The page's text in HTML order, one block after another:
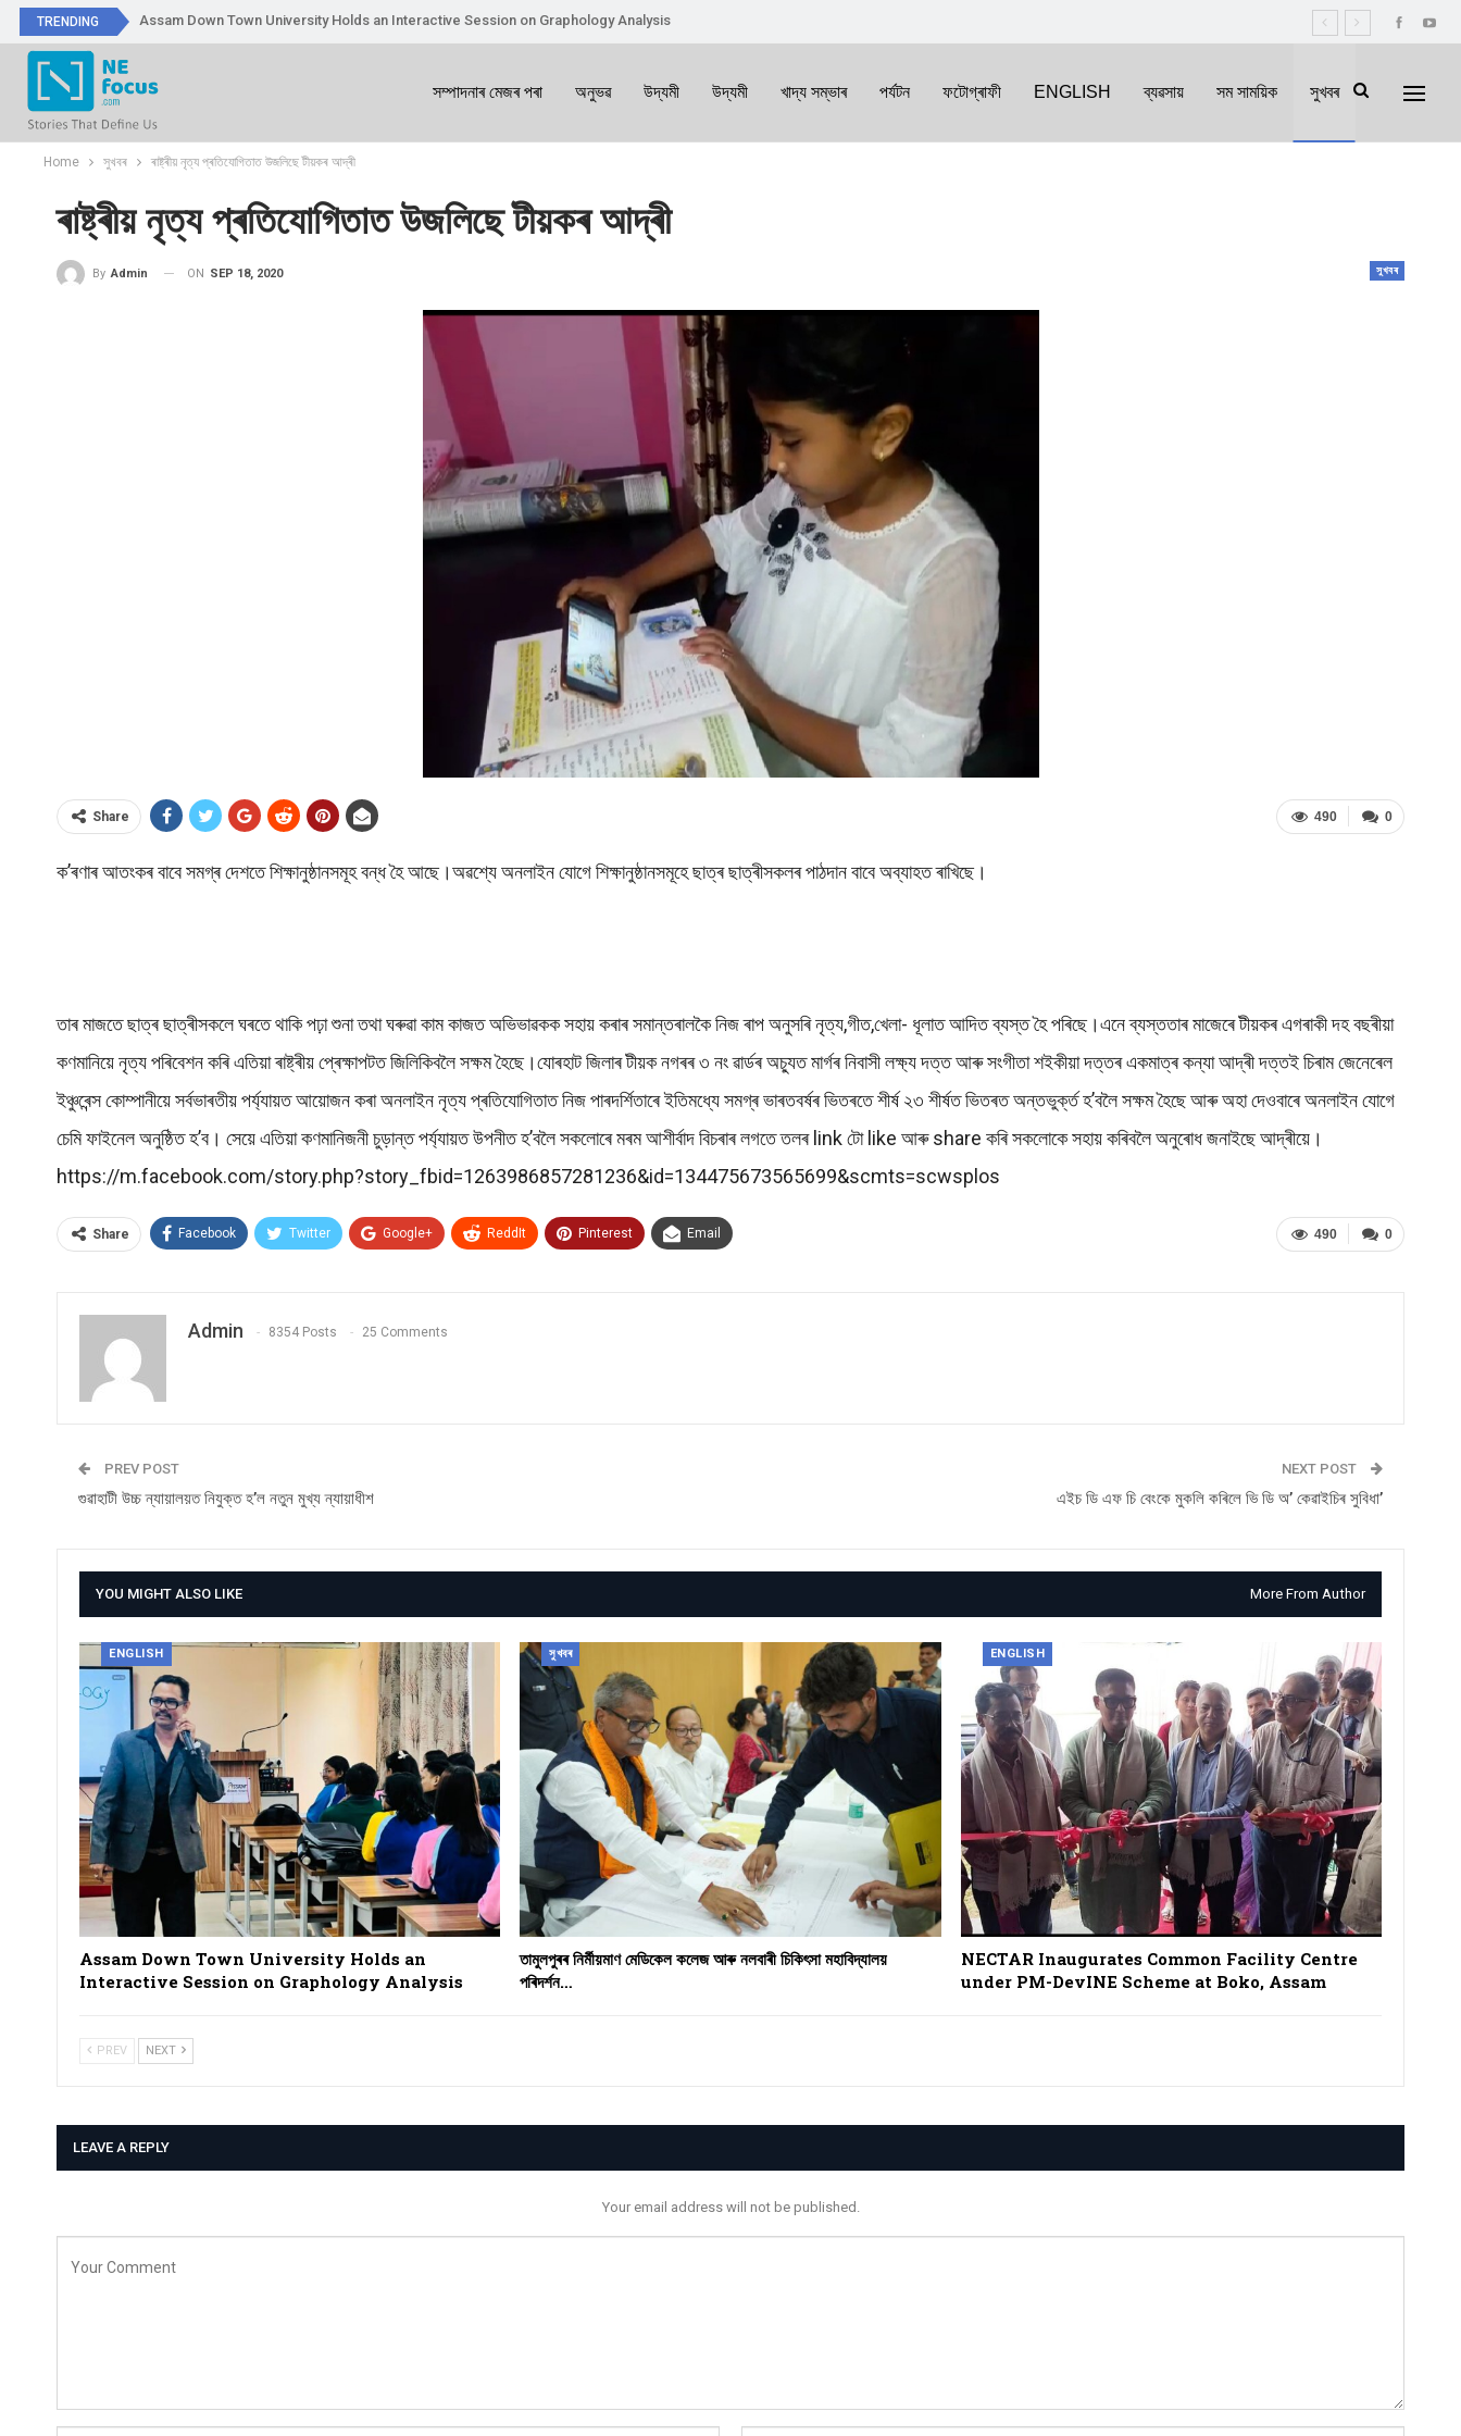
TRENDING Assam Down Town University Holds an Interactive Session on Graphology Analysis
সম্পাদনাৰ মেজৰ পৰা অনুভৱ উদ্যমী উদ্যমী খাদ্য সম্ভাৰ পৰ্যটন ফটোগ্ৰাফী ENGLISH ব্যৱসায় সম সাময়িক সুখবৰ
Home সুখবৰ ৰাষ্ট্ৰীয় নৃত্য প্ৰতিযোগিতাত উজলিছে টীয়কৰ আদ্ৰী
ৰাষ্ট্ৰীয় নৃত্য প্ৰতিযোগিতাত উজলিছে টীয়কৰ আদ্ৰী
সুখবৰ
By Admin ON SEP 18, 2020
0
490
Share
ক’ৰণাৰ আতংকৰ বাবে সমগ্ৰ দেশতে শিক্ষানুষ্ঠানসমূহ বন্ধ হৈ আছে।অৱশ্যে অনলাইন যোগে শিক্ষানুষ্ঠানসমূহে ছাত্ৰ ছাত্ৰীসকলৰ পাঠদান বাবে অব্যাহত ৰাখিছে।
তাৰ মাজতে ছাত্ৰ ছাত্ৰীসকলে ঘৰতে থাকি পঢ়া শুনা তথা ঘৰুৱা কাম কাজত অভিভাৱকক সহায় কৰাৰ সমান্তৰালকৈ নিজ ৰাপ অনুসৰি নৃত্য,গীত,খেলা- ধূলাত আদিত ব্যস্ত হৈ পৰিছে।এনে ব্যস্ততাৰ মাজেৰে টীয়কৰ এগৰাকী দহ বছৰীয়া
কণমানিয়ে নৃত্য পৰিবেশন কৰি এতিয়া ৰাষ্ট্ৰীয় প্ৰেক্ষাপটত জিলিকিবলৈ সক্ষম হৈছে।যোৰহাট জিলাৰ টীয়ক নগৰৰ ৩ নং ৱাৰ্ডৰ অচ্যুত মাৰ্গৰ নিবাসী লক্ষ্য দত্ত আৰু সংগীতা শইকীয়া দত্তৰ একমাত্ৰ কন্যা আদ্ৰী দত্তই চিৰাম জেনেৰেল
ইঞ্চুৰেন্স কোম্পানীয়ে সৰ্বভাৰতীয় পৰ্য্যায়ত আয়োজন কৰা অনলাইন নৃত্য প্ৰতিযোগিতাত নিজ পাৰদৰ্শিতাৰে ইতিমধ্যে সমগ্ৰ ভাৰতবৰ্ষৰ ভিতৰতে শীৰ্ষ ২৩ শীৰ্ষত ভিতৰত অন্তভুৰ্ক্ত হ’বলৈ সক্ষম হৈছে আৰু অহা দেওবাৰে অনলাইন যোগে
চেমি ফাইনেল অনুষ্ঠিত হ’ব। সেয়ে এতিয়া কণমানিজনী চুড়ান্ত পৰ্য্যায়ত উপনীত হ’বলৈ সকলোৰে মৰম আশীৰ্বাদ বিচৰাৰ লগতে তলৰ link টো like আৰু share কৰি সকলোকে সহায় কৰিবলৈ অনুৰোধ জনাইছে আদ্ৰীয়ে।
https://m.facebook.com/story.php?story_fbid=1263986857281236&id=134475673565699&scmts=scwsplos
0
490
Share Facebook Twitter Google+ ReddIt Pinterest Email
Admin 8354 Posts 25 Comments
PREV POST
গুৱাহাটী উচ্চ ন্যায়ালয়ত নিযুক্ত হ’ল নতুন মুখ্য ন্যায়াধীশ
NEXT POST
এইচ ডি এফ চি বেংকে মুকলি কৰিলে ভি ডি অ’ কেৱাইচিৰ সুবিধা’
YOU MIGHT ALSO LIKE More From Author
ENGLISH
Assam Down Town University Holds an
Interactive Session on Graphology Analysis
সুখবৰ
তামুলপুৰৰ নিৰ্মীয়মাণ মেডিকেল কলেজ আৰু নলবাৰী চিকিৎসা মহাবিদ্যালয়
পৰিদৰ্শন…
ENGLISH
NECTAR Inaugurates Common Facility Centre
under PM-DevINE Scheme at Boko, Assam
PREV NEXT
LEAVE A REPLY
Your email address will not be published.